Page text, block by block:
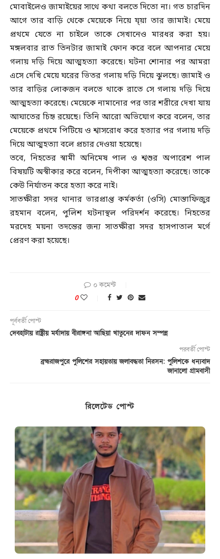
মোবাইলেও জামাইয়ের সাথে কথা বলতে দিতো না। গত চারদিন
আগে তার বাড়ি থেকে মেয়েকে নিয়ে য্য়া তার জামাই। মেয়ে
প্রথমে যেতে না চাইলে তাকে সেখানেও মারধর করা হয়।
মঙ্গলবার রাত তিনটার জামাই ফোন করে বলে আপনার মেয়ে
গলায় দড়ি দিয়ে আত্মহত্যা করেছে। ঘটনা শোনার পর আমরা
এসে দেখি মেয়ে ঘরের ভিতর গলায় দড়ি দিয়ে ঝুলছে। জামাই ও
তার বাড়ির লোকজন বলতে থাকে রাতে সে গলায় দড়ি দিয়ে
আত্মহত্যা করেছে। মেয়েকে নামানোর পর তার শরীরে দেখা যায়
আঘাতের চিহৃ রয়েছে। তিনি আরো অভিযোগ করে বলেন, তার
মেয়েকে প্রথমে পিটিয়ে ও শ্বাসরোধ করে হত্যার পর গলায় দড়ি
দিয়ে আত্মহত্যা বলে প্রচার দেওয়া হয়েছে।
তবে, নিহতের স্বামী অনিমেষ পাল ও শ্বশুর অপারেশ পাল
বিষয়টি অস্বীকার করে বলেন, দিপীকা আত্মহত্যা করেছে। তাকে
কেউ নির্যাতন করে হত্যা করে নাই।
সাতক্ষীরা সদর থানার ভারপ্রাপ্ত কর্মকর্তা (ওসি) মোস্তাফিজুর
রহমান বলেন, পুলিশ ঘটনাস্থল পরিদর্শন করেছে। নিহতের
মরদেহ ময়না তদন্তের জন্য সাতক্ষীরা সদর হাসপাতাল মর্গে
প্রেরণ করা হয়েছে।
০ কমেন্ট
0
পূর্ববর্তী পোস্ট
দেবহাটায় রাষ্ট্রীয় মর্যাদায় বীরাঙ্গনা আছিয়া খাতুনের দাফন সম্পন্ন
পরবর্তী পোস্ট
ব্রহ্মরাজপুরে পুলিশের সহায়তায় জলাবদ্ধতা নিরসন: পুলিশকে ধন্যবাদ
জানালো গ্রামবাসী
রিলেটেড পোস্ট